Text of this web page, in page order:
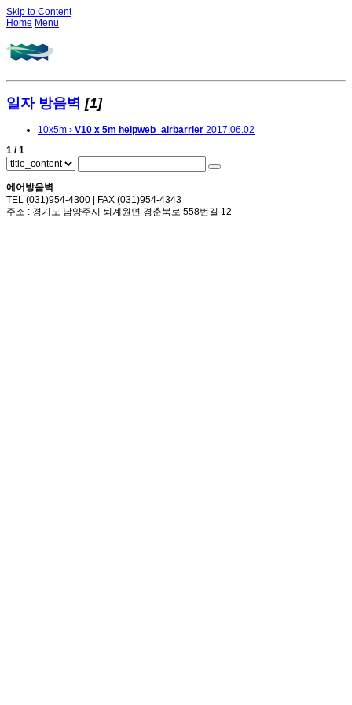
Skip to Content
Home Menu
일자 방음벽 [1]
10x5m › V10 x 5m helpweb_airbarrier 2017.06.02
1 / 1
에어방음벽
TEL (031)954-4300 | FAX (031)954-4343
주소 : 경기도 남양주시 퇴계원면 경춘북로 558번길 12